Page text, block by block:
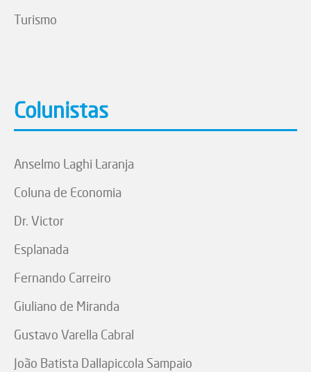
Turismo
Colunistas
Anselmo Laghi Laranja
Coluna de Economia
Dr. Victor
Esplanada
Fernando Carreiro
Giuliano de Miranda
Gustavo Varella Cabral
João Batista Dallapiccola Sampaio